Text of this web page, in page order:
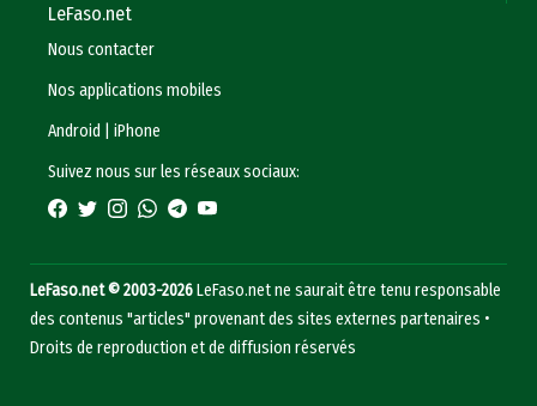
LeFaso.net
Nous contacter
Nos applications mobiles
Android
|iPhone
Suivez nous sur les réseaux sociaux:
LeFaso.net © 2003-2026LeFaso.net ne saurait être tenu responsable
des contenus "articles" provenant des sites externes partenaires •
Droits de reproduction et de diffusion réservés